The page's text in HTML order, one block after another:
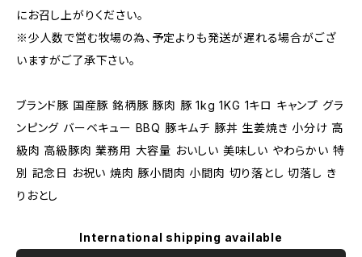
にお召し上がりください。
※少人数で営む牧場の為、予定よりも発送が遅れる場合がござ
いますがご了承下さい。
ブランド豚 国産豚 銘柄豚 豚肉 豚 1kg 1KG 1キロ キャンプ グラ
ンピング バーベキュー BBQ 豚キムチ 豚丼 生姜焼き 小分け 高
級肉 高級豚肉 業務用 大容量 おいしい 美味しい やわらかい 特
別 記念日 お祝い 焼肉 豚小間肉 小間肉 切り落とし 切落し き
りおとし
International shipping available